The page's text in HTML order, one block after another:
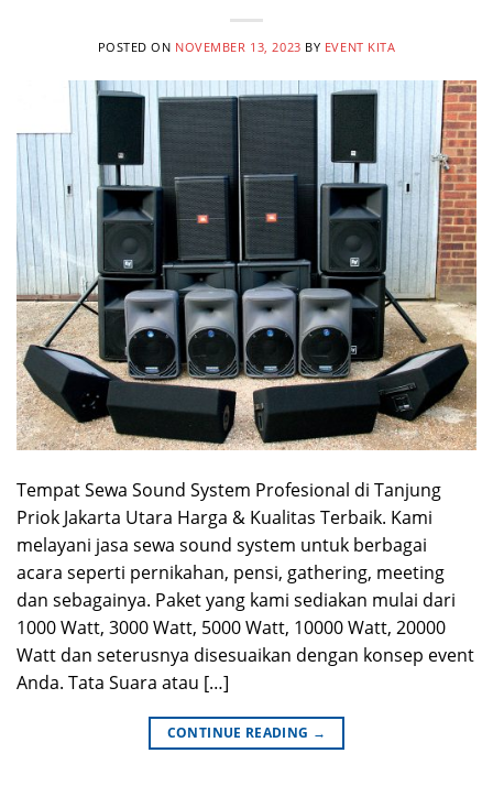
POSTED ON NOVEMBER 13, 2023 BY EVENT KITA
Tempat Sewa Sound System Profesional di Tanjung
Priok Jakarta Utara Harga & Kualitas Terbaik. Kami
melayani jasa sewa sound system untuk berbagai
acara seperti pernikahan, pensi, gathering, meeting
dan sebagainya. Paket yang kami sediakan mulai dari
1000 Watt, 3000 Watt, 5000 Watt, 10000 Watt, 20000
Watt dan seterusnya disesuaikan dengan konsep event
Anda. Tata Suara atau […]
CONTINUE READING →